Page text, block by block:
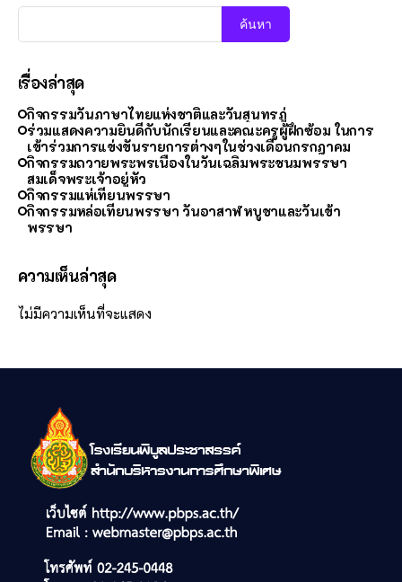
ค้นหา
เรื่องล่าสุด
กิจกรรมวันภาษาไทยแห่งชาติและวันสุนทรภู่
ร่วมแสดงความยินดีกับนักเรียนและคณะครูผู้ฝึกซ้อม ในการ
เข้าร่วมการแข่งขันรายการต่างๆในช่วงเดือนกรกฎาคม
กิจกรรมถวายพระพรเนื่องในวันเฉลิมพระชนมพรรษา
สมเด็จพระเจ้าอยู่หัว
กิจกรรมแห่เทียนพรรษา
กิจกรรมหล่อเทียนพรรษา วันอาสาฬหบูชาและวันเข้า
พรรษา
ความเห็นล่าสุด
ไม่มีความเห็นที่จะแสดง